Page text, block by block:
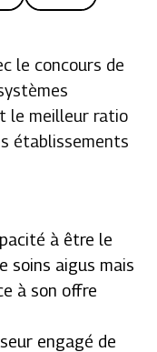
le concours de
le meilleur ratio
établissements
à être le
soins aigus mais
à son offre
engagé de